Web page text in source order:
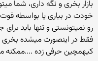
بازار بخری و نگه داری، شما
خودت در بیاری یا بواسطه
رو نمیتونستی و تنها باید برای
فقط در اینصورت میشده بخری
کیهمچین حرفی زده ....ممکنه